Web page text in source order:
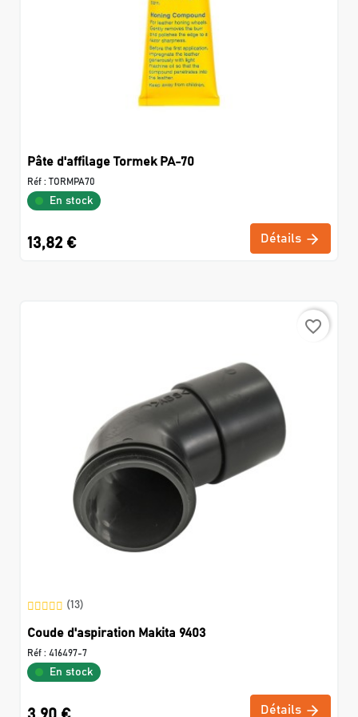
Pâte d'affilage Tormek PA-70
Réf : TORMPA70
En stock
13,82 € Détails
favorite_border
(13)
Coude d'aspiration Makita 9403
Réf : 416497-7
En stock
Détails